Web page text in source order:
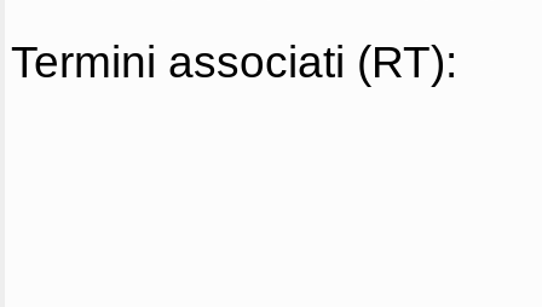
Termini associati (RT):